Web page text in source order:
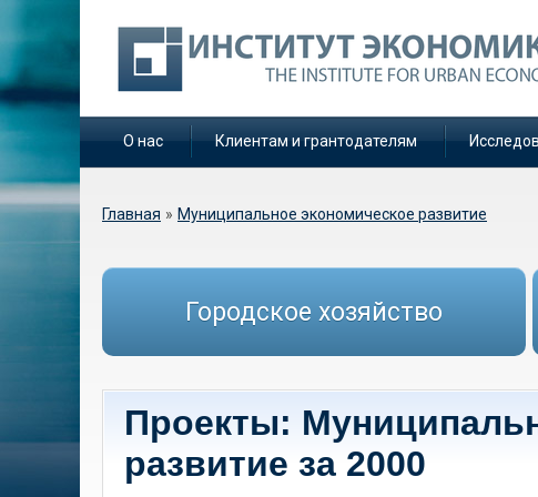
О нас Клиентам и грантодателям
Вы здесь
Главная » Муниципальное экономическое развитие
Городское хозяйство
Проекты:
развитие за 2000